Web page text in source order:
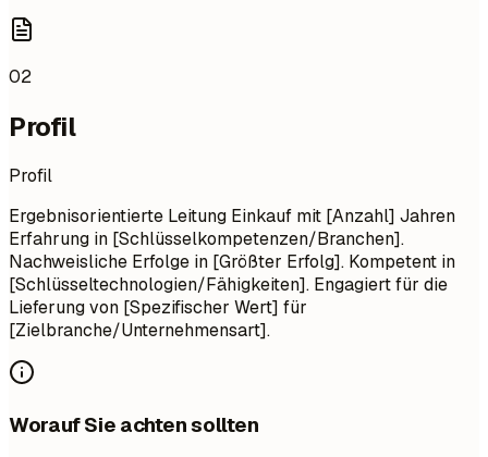
02
Profil
Profil
Ergebnisorientierte Leitung Einkauf mit [Anzahl] Jahren
Erfahrung in [Schlüsselkompetenzen/Branchen].
Nachweisliche Erfolge in [Größter Erfolg]. Kompetent in
[Schlüsseltechnologien/Fähigkeiten]. Engagiert für die
Lieferung von [Spezifischer Wert] für
[Zielbranche/Unternehmensart].
Worauf Sie achten sollten